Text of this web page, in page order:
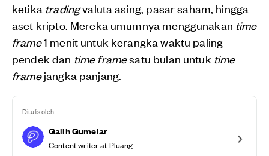
ketika tradingvaluta asing, pasar saham, hingga
aset kripto. Mereka umumnya menggunakan time
frame1 menit untuk kerangka waktu paling
pendek dan time framesatu bulan untuk time
framejangka panjang.
Ditulis oleh
Galih Gumelar
Content writer at Pluang